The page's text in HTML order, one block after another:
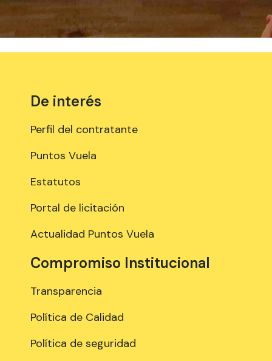
De interés
Perfil del contratante
Puntos Vuela
Estatutos
Portal de licitación
Actualidad Puntos Vuela
Compromiso Institucional
Transparencia
Política de Calidad
Política de seguridad